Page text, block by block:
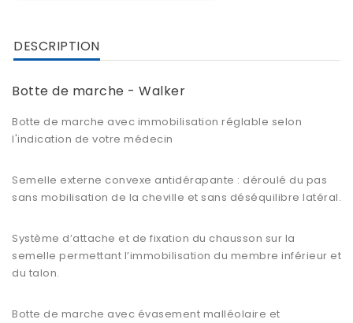
DESCRIPTION
Botte de marche - Walker
Botte de marche avec immobilisation réglable selon
l'indication de votre médecin
Semelle externe convexe antidérapante : déroulé du pas
sans mobilisation de la cheville et sans déséquilibre latéral.
Système d’attache et de fixation du chausson sur la
semelle permettant l’immobilisation du membre inférieur et
du talon.
Botte de marche avec évasement malléolaire et